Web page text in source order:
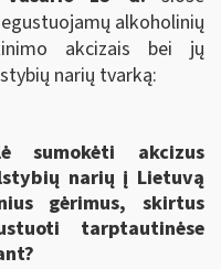
alkoholinių
akcizais bei jų
narių tvarką:
sumokėti akcizus
narių į Lietuvą
gėrimus, skirtus
tarptautinėse